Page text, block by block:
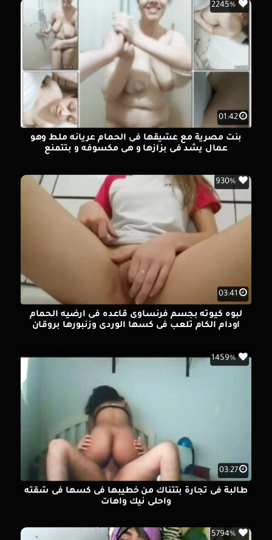
01:42
2245%
بنت مصرية مع عشيقها فى الحمام عريانه ملط وهو
عمال يشد فى بزازها و هى مكسوفه و بتتمنع
03:41
930%
لبوه كيوته بجسم فرنساوى قاعده فى ارضيه الحمام
اودام الكام تلعب فى كسها الوردى وزنبورها بروقان
03:27
1459%
طالبة فى تجارة بتتناك من خطيبها فى كسها فى شقته
واحلى نيك واهات
5794%